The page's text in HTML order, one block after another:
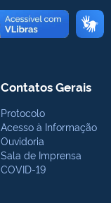
Contatos Gerais
Protocolo
Acesso à Informação
Ouvidoria
Sala de Imprensa
COVID-19